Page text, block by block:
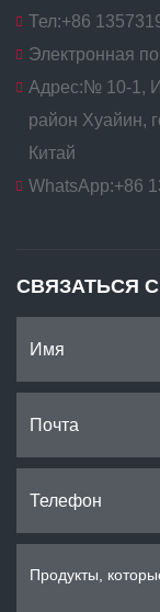
Тел:+86
Электронная
Адрес: № 10-1,
район Хуайин,
Китай
WhatsApp:+86
СВЯЗАТЬСЯ